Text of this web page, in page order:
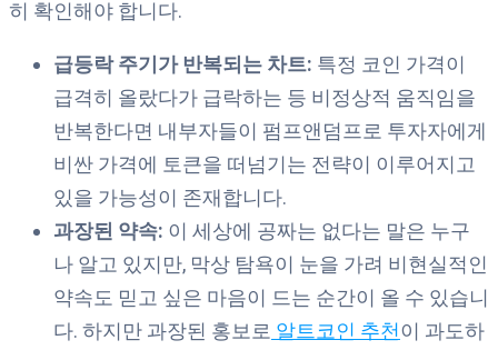
히 확인해야 합니다.
급등락 주기가 반복되는 차트: 특정 코인 가격이
급격히 올랐다가 급락하는 등 비정상적 움직임을
반복한다면 내부자들이 펌프앤덤프로 투자자에게
비싼 가격에 토큰을 떠넘기는 전략이 이루어지고
있을 가능성이 존재합니다.
과장된 약속: 이 세상에 공짜는 없다는 말은 누구
나 알고 있지만, 막상 탐욕이 눈을 가려 비현실적인
약속도 믿고 싶은 마음이 드는 순간이 올 수 있습니
다. 하지만 과장된 홍보로 알트코인 추천이 과도하